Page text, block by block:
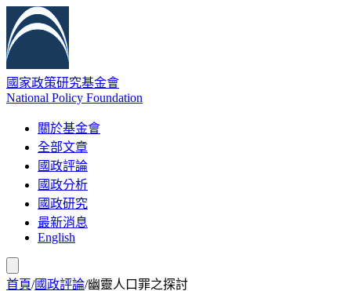
國家政策研究基金會
National Policy Foundation
關於基金會
全部文章
國政評論
國政分析
國政研究
最新消息
English
首頁/國政評論/幽靈人口罪之探討